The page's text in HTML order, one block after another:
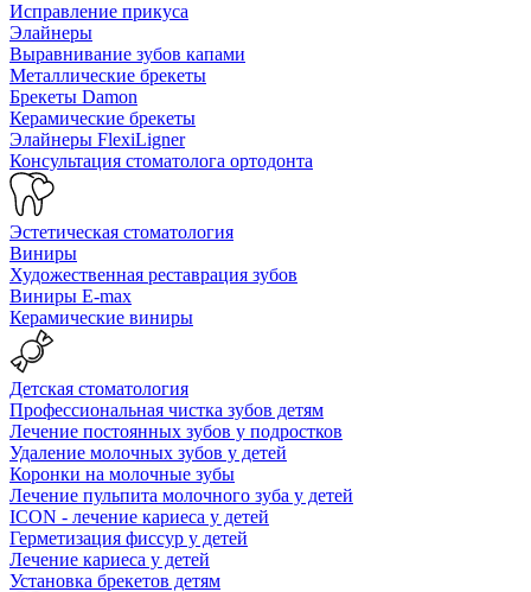
Исправление прикуса
Элайнеры
Выравнивание зубов капами
Металлические брекеты
Брекеты Damon
Керамические брекеты
Элайнеры FlexiLigner
Консультация стоматолога ортодонта
Эстетическая стоматология
Виниры
Художественная реставрация зубов
Виниры E-max
Керамические виниры
Детская стоматология
Профессиональная чистка зубов детям
Лечение постоянных зубов у подростков
Удаление молочных зубов у детей
Коронки на молочные зубы
Лечение пульпита молочного зуба у детей
ICON - лечение кариеса у детей
Герметизация фиссур у детей
Лечение кариеса у детей
Установка брекетов детям